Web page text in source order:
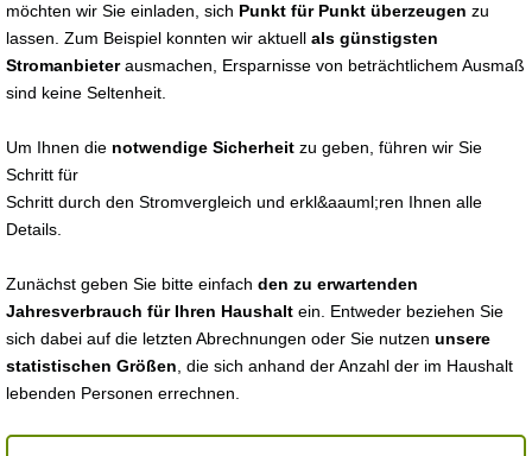
möchten wir Sie einladen, sich Punkt für Punkt überzeugen zu
lassen. Zum Beispiel konnten wir aktuell als günstigsten
Stromanbieterausmachen, Ersparnisse von beträchtlichem Ausmaß
sind keine Seltenheit.
Um Ihnen die notwendige Sicherheit zu geben, führen wir Sie
Schritt für
Schritt durch den Stromvergleich und erkl&aauml;ren Ihnen alle
Details.
Zunächst geben Sie bitte einfach den zu erwartenden
Jahresverbrauch für Ihren Haushalt ein. Entweder beziehen Sie
sich dabei auf die letzten Abrechnungen oder Sie nutzen unsere
statistischen Größen , die sich anhand der Anzahl der im Haushalt
lebenden Personen errechnen.